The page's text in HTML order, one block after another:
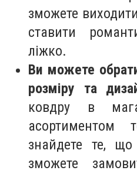
зможете
ставити
ліжко.
Ви можете
розміру та
ковдру в
асортиментом
знайдете те,
зможете